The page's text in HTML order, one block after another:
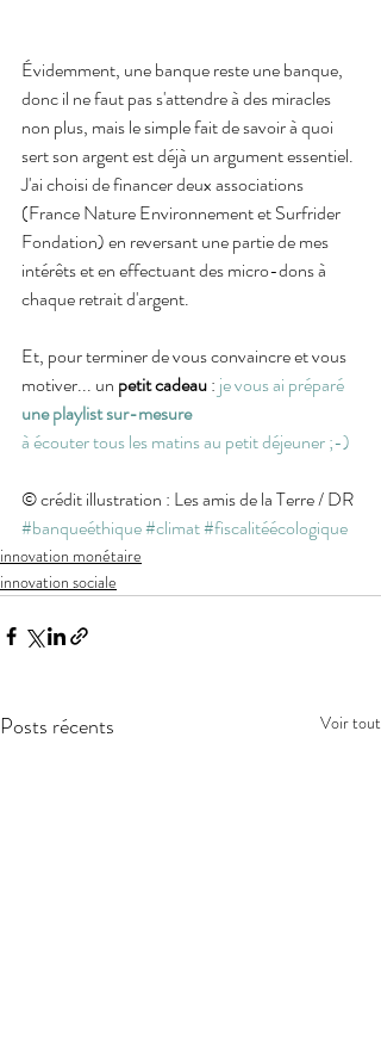
Évidemment, une banque reste une banque,
donc il ne faut pas s'attendre à des miracles
non plus, mais le simple fait de savoir à quoi
sert son argent est déjà un argument essentiel.
J'ai choisi de financer deux associations
(France Nature Environnement et Surfrider
Fondation) en reversant une partie de mes
intérêts et en effectuant des micro-dons à
chaque retrait d'argent.
Et, pour terminer de vous convaincre et vous
motiver... un petit cadeau : je vous ai préparé
une playlist sur-mesure
à écouter tous les matins au petit déjeuner ;-)
© crédit illustration : Les amis de la Terre / DR
#banqueéthique#climat#fiscalitéécologique
innovation monétaire
innovation sociale
Posts récents Voir tout